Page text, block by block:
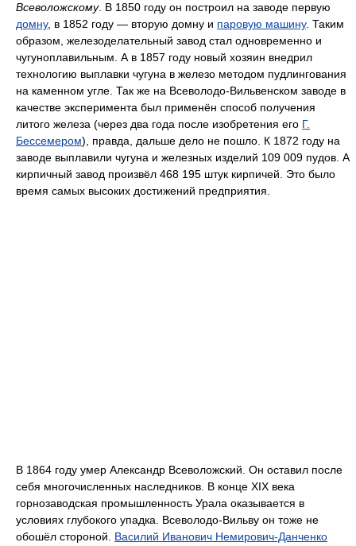
Всеволожскому. В 1850 году он построил на заводе первую
домну, в 1852 году — вторую домну и паровую машину. Таким
образом, железоделательный завод стал одновременно и
чугуноплавильным. А в 1857 году новый хозяин внедрил
технологию выплавки чугуна в железо методом пудлингования
на каменном угле. Так же на Всеволодо-Вильвенском заводе в
качестве эксперимента был применён способ получения
литого железа (через два года после изобретения его Г.
Бессемером), правда, дальше дело не пошло. К 1872 году на
заводе выплавили чугуна и железных изделий 109 009 пудов. А
кирпичный завод произвёл 468 195 штук кирпичей. Это было
время самых высоких достижений предприятия.
В 1864 году умер Александр Всеволожский. Он оставил после
себя многочисленных наследников. В конце XIX века
горнозаводская промышленность Урала оказывается в
условиях глубокого упадка. Всеволодо-Вильву он тоже не
обошёл стороной. Василий Иванович Немирович-Данченко